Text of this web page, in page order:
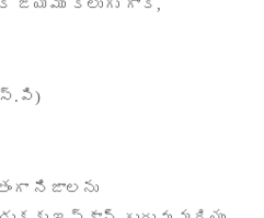
కలుగు గాక ,
. పి)
నిజాలను